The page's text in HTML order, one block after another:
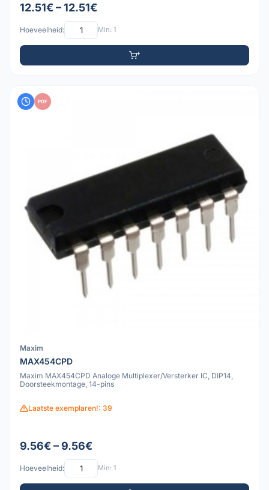
12.51€ – 12.51€
Hoeveelheid: Min: 1
PDF
Maxim
MAX454CPD
Maxim MAX454CPD Analoge Multiplexer/Versterker IC, DIP14,
Doorsteekmontage, 14-pins
Laatste exemplaren!: 39
9.56€ – 9.56€
Hoeveelheid: Min: 1